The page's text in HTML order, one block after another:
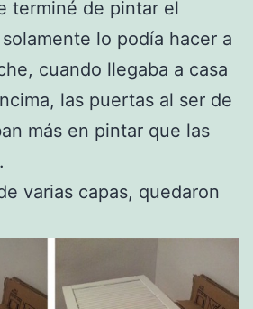
terminé de pintar el
lo podía hacer a
cuando llegaba a casa
las puertas al ser de
más en pintar que las
varias capas, quedaron